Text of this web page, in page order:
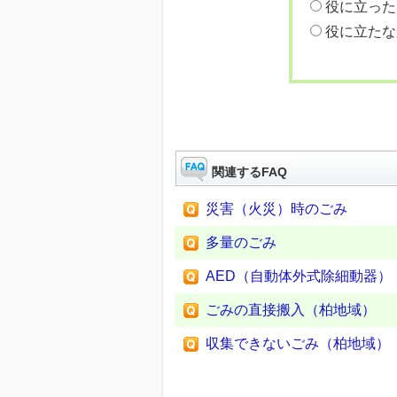
役に立った
役に立た
関連するFAQ
災害（火災）時のごみ
多量のごみ
AED（自動体外式除細動器）
ごみの直接搬入（柏地域）
収集できないごみ（柏地域）